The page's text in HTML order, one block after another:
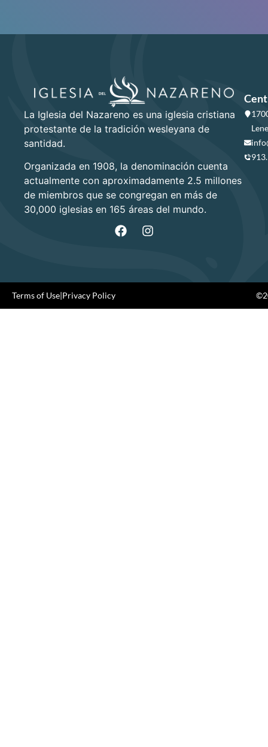
La Iglesia del Nazareno es una iglesia cristiana
protestante de la tradición wesleyana de
santidad.
Organizada en 1908, la denominación cuenta
actualmente con aproximadamente 2.5 millones
de miembros que se congregan en más de
30,000 iglesias en 165 áreas del mundo.
Terms of Use|Privacy Policy